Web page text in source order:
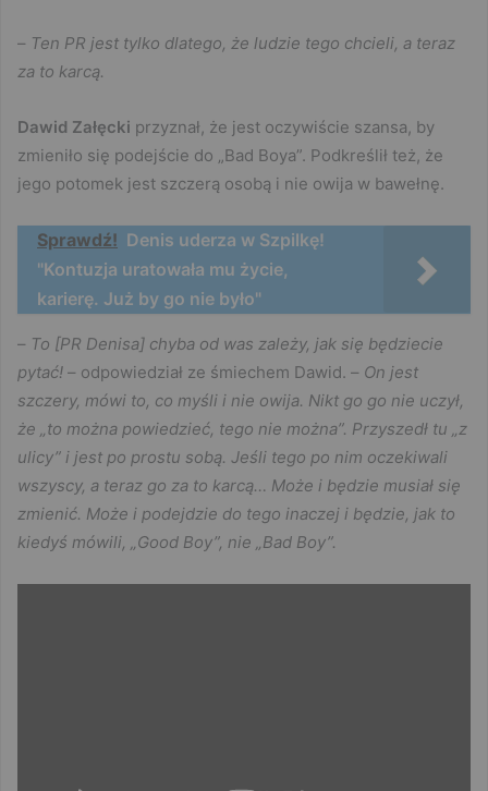
– Ten PR jest tylko dlatego, że ludzie tego chcieli, a teraz
za to karcą.
Dawid Załęcki przyznał, że jest oczywiście szansa, by
zmieniło się podejście do „Bad Boya”. Podkreślił też, że
jego potomek jest szczerą osobą i nie owija w bawełnę.
Sprawdź! Denis uderza w Szpilkę!
"Kontuzja uratowała mu życie,
karierę. Już by go nie było"
– To [PR Denisa] chyba od was zależy, jak się będziecie
pytać! – odpowiedział ze śmiechem Dawid. – On jest
szczery, mówi to, co myśli i nie owija. Nikt go go nie uczył,
że „to można powiedzieć, tego nie można”. Przyszedł tu „z
ulicy” i jest po prostu sobą. Jeśli tego po nim oczekiwali
wszyscy, a teraz go za to karcą… Może i będzie musiał się
zmienić. Może i podejdzie do tego inaczej i będzie, jak to
kiedyś mówili, „Good Boy”, nie „Bad Boy”.